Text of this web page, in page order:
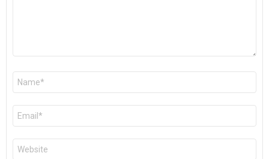
Nom
E-
mail
*
Site
web